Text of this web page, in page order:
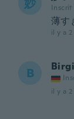
Inscrit
薄す
il y a 2
B
il y a 2